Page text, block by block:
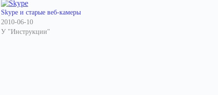
Skype и старые веб-камеры
2010-06-10
У "Инструкции"